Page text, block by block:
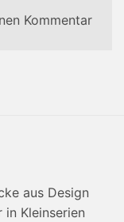
Kommentar
aus Design
Kleinserien